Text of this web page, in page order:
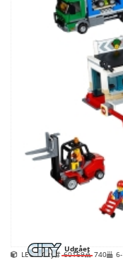
Udgået
LEGO City 60169 740